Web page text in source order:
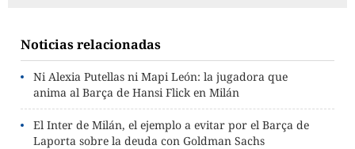
Noticias relacionadas
Ni Alexia Putellas ni Mapi León: la jugadora que
anima al Barça de Hansi Flick en Milán
El Inter de Milán, el ejemplo a evitar por el Barça de
Laporta sobre la deuda con Goldman Sachs